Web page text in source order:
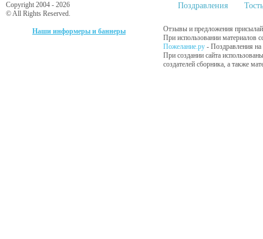
Copyright 2004 - 2026
© All Rights Reserved.
Наши информеры и баннеры
Поздравления
Отзывы и предложения
При использовании материалов
Пожелание.ру - Поздравления на
При создании сайта
создателей сборника, а также